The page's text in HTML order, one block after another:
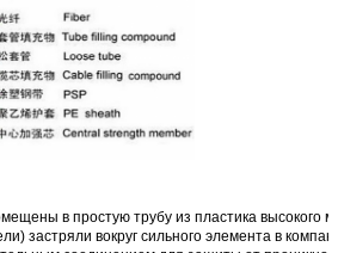
в простую трубу из пластика
застряли вокруг сильного элемента в